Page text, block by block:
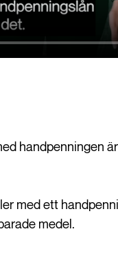
handpenningen
med ett
medel.